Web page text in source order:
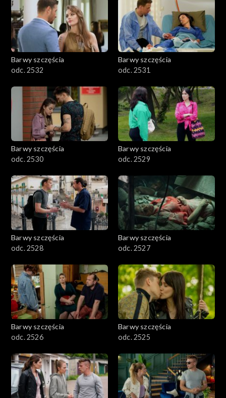
Barwy szczęścia
odc. 2532
Barwy szczęścia
odc. 2531
Barwy szczęścia
odc. 2530
Barwy szczęścia
odc. 2529
Barwy szczęścia
odc. 2528
Barwy szczęścia
odc. 2527
Barwy szczęścia
odc. 2526
Barwy szczęścia
odc. 2525